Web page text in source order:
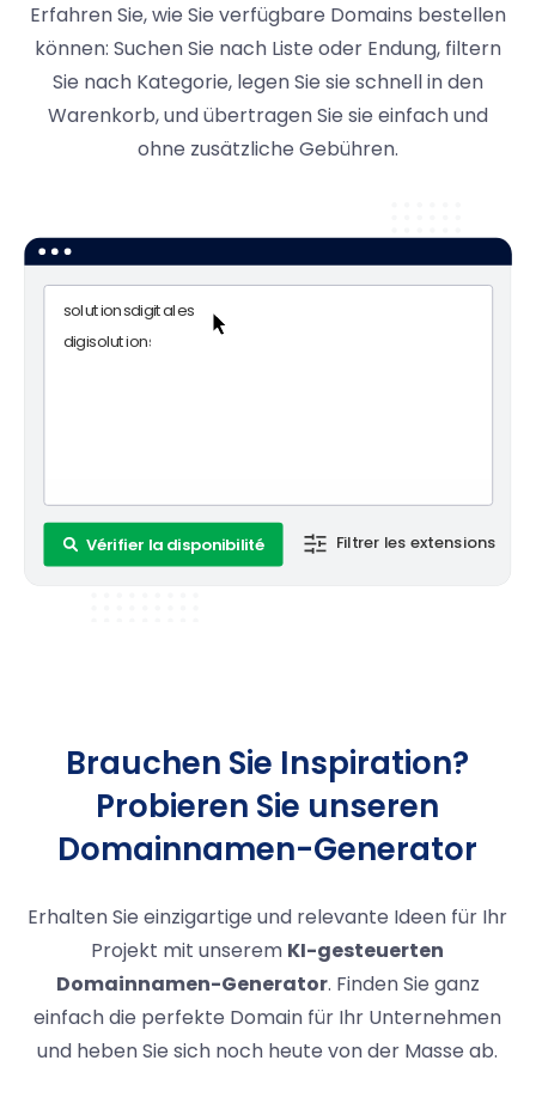
Erfahren Sie, wie Sie verfügbare Domains bestellen
können: Suchen Sie nach Liste oder Endung, filtern
Sie nach Kategorie, legen Sie sie schnell in den
Warenkorb, und übertragen Sie sie einfach und
ohne zusätzliche Gebühren.
Brauchen Sie Inspiration?
Probieren Sie unseren
Domainnamen-Generator
Erhalten Sie einzigartige und relevante Ideen für Ihr
Projekt mit unserem KI-gesteuerten
Domainnamen-Generator. Finden Sie ganz
einfach die perfekte Domain für Ihr Unternehmen
und heben Sie sich noch heute von der Masse ab.